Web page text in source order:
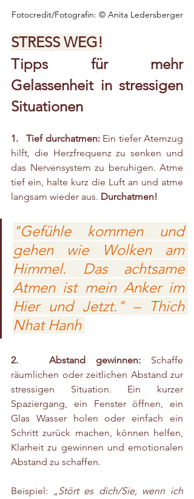
Fotocredit/Fotografin: © Anita Ledersberger
STRESS WEG!
Tipps für mehr
Gelassenheit in stressigen
Situationen
1.   Tief durchatmen: Ein tiefer Atemzug
hilft, die Herzfrequenz zu senken und
das Nervensystem zu beruhigen. Atme
tief ein, halte kurz die Luft an und atme
langsam wieder aus. Durchatmen!
"Gefühle kommen und
gehen wie Wolken am
Himmel. Das achtsame
Atmen ist mein Anker im
Hier und Jetzt." – Thich
Nhat Hanh
2.   Abstand gewinnen: Schaffe
räumlichen oder zeitlichen Abstand zur
stressigen Situation. Ein kurzer
Spaziergang, ein Fenster öffnen, ein
Glas Wasser holen oder einfach ein
Schritt zurück machen, können helfen,
Klarheit zu gewinnen und emotionalen
Abstand zu schaffen.
Beispiel:
„Stört es dich/Sie, wenn ich